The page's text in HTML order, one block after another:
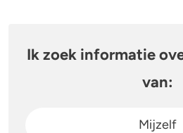
Ik zoek informatie
van:
Mijzelf